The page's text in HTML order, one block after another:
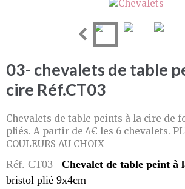
03- chevalets de table
cire Réf.CT03
Chevalets de table peints à la cire de
pliés. A partir de 4€ les 6 chevalets.
COULEURS AU CHOIX
Réf. CT03 Chevalet de table peint à
bristol plié 9x4cm